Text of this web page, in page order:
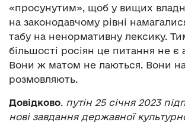
«просунутим», щоб у вищих
на законодавчому рівні
табу на ненормативну лексику.
більшості росіян це питання не є
Вони ж матом не лаються. Вони
розмовляють.
Довідково. путін 25 січня 2023
нові завдання державної